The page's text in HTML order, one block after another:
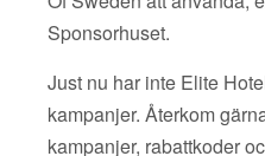
Sponsorhuset.
Just nu har inte Elite
kampanjer. Återkom
kampanjer, rabattkoder